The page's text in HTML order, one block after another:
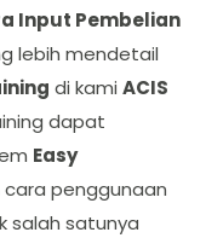
Input Pembelian
lebih mendetail
di kami ACIS
dapat
Easy
penggunaan
salah satunya